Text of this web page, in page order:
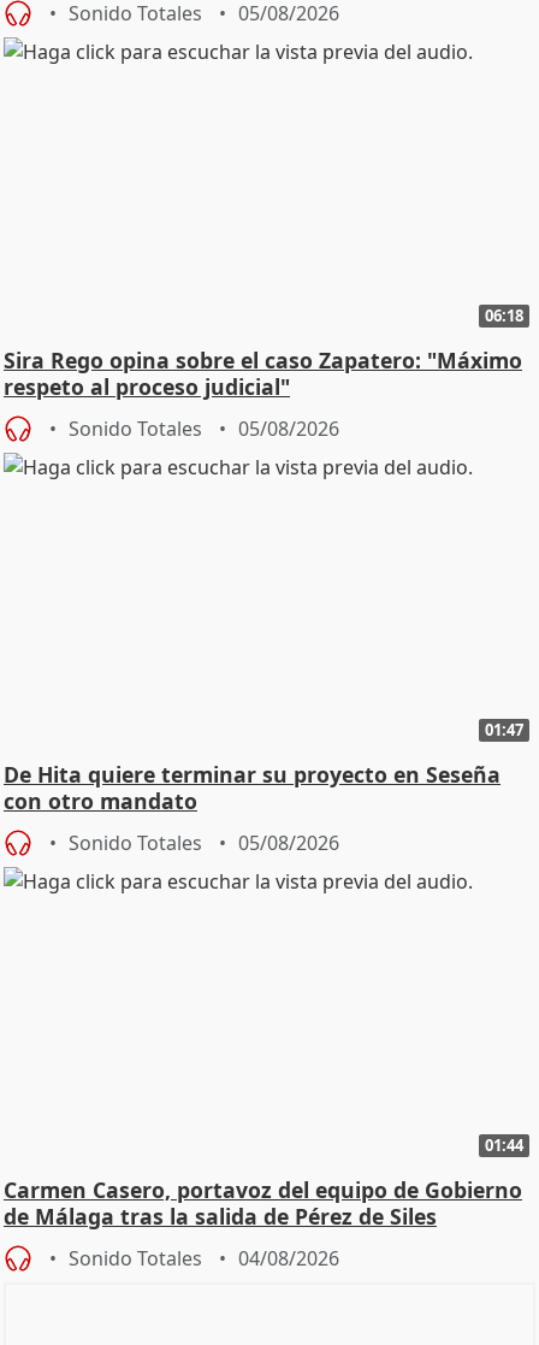
Sonido Totales 05/08/2026
06:18
Sira Rego opina sobre el caso Zapatero: "Máximo
respeto al proceso judicial"
Sonido Totales 05/08/2026
01:47
De Hita quiere terminar su proyecto en Seseña
con otro mandato
Sonido Totales 05/08/2026
01:44
Carmen Casero, portavoz del equipo de Gobierno
de Málaga tras la salida de Pérez de Siles
Sonido Totales 04/08/2026